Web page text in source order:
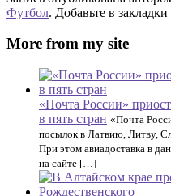
Футбол. Добавьте в закладки
More from my site
«Почта России»
в пять стран «Почта
посылок в Латвию, Литву,
При этом авиадоставка в
на сайте […]